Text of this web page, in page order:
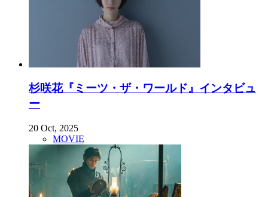
杉咲花『ミーツ・ザ・ワールド』インタビュ
ー
20 Oct, 2025
MOVIE